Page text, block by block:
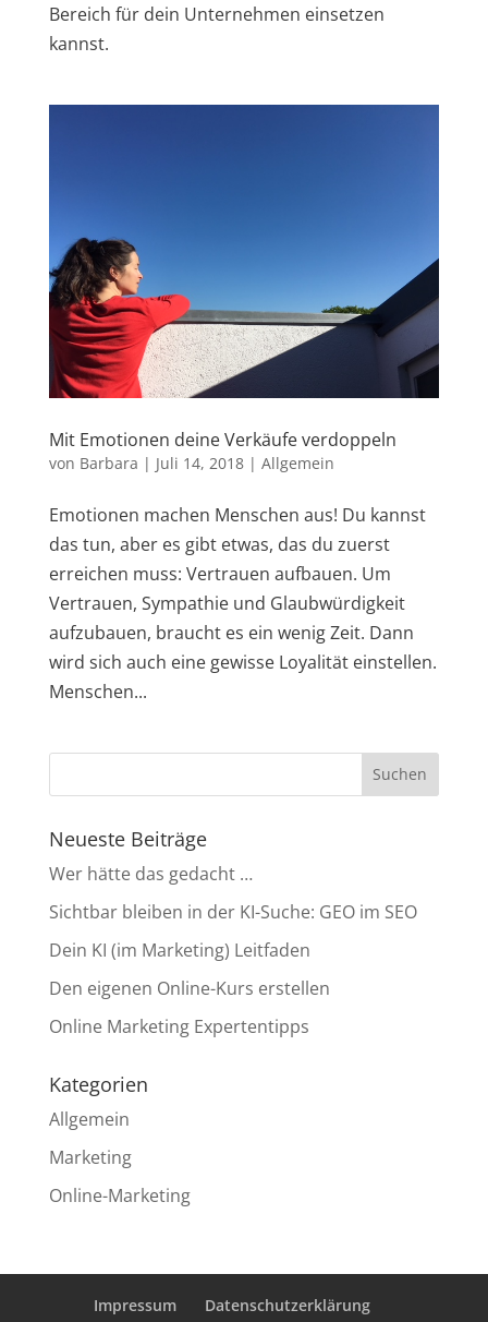
Bereich für dein Unternehmen einsetzen
kannst.
Mit Emotionen deine Verkäufe verdoppeln
von Barbara | Juli 14, 2018| Allgemein
Emotionen machen Menschen aus! Du kannst
das tun, aber es gibt etwas, das du zuerst
erreichen muss: Vertrauen aufbauen. Um
Vertrauen, Sympathie und Glaubwürdigkeit
aufzubauen, braucht es ein wenig Zeit. Dann
wird sich auch eine gewisse Loyalität einstellen.
Menschen...
Neueste Beiträge
Wer hätte das gedacht …
Sichtbar bleiben in der KI-Suche: GEO im SEO
Dein KI (im Marketing) Leitfaden
Den eigenen Online-Kurs erstellen
Online Marketing Expertentipps
Kategorien
Allgemein
Marketing
Online-Marketing
Impressum Datenschutzerklärung